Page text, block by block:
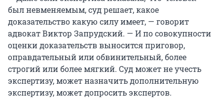
был невменяемым, суд решает, какое
доказательство какую силу имеет, — говорит
адвокат Виктор Запрудский. — И по совокупности
оценки доказательств выносится приговор,
оправдательный или обвинительный, более
строгий или более мягкий. Суд может не учесть
экспертизу, может назначить дополнительную
экспертизу, может допросить экспертов.